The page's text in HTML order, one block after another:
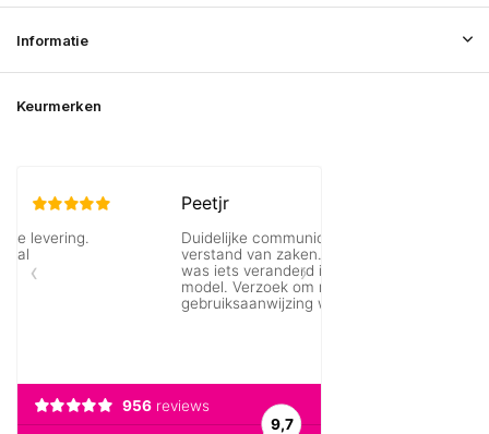
Informatie
Keurmerken